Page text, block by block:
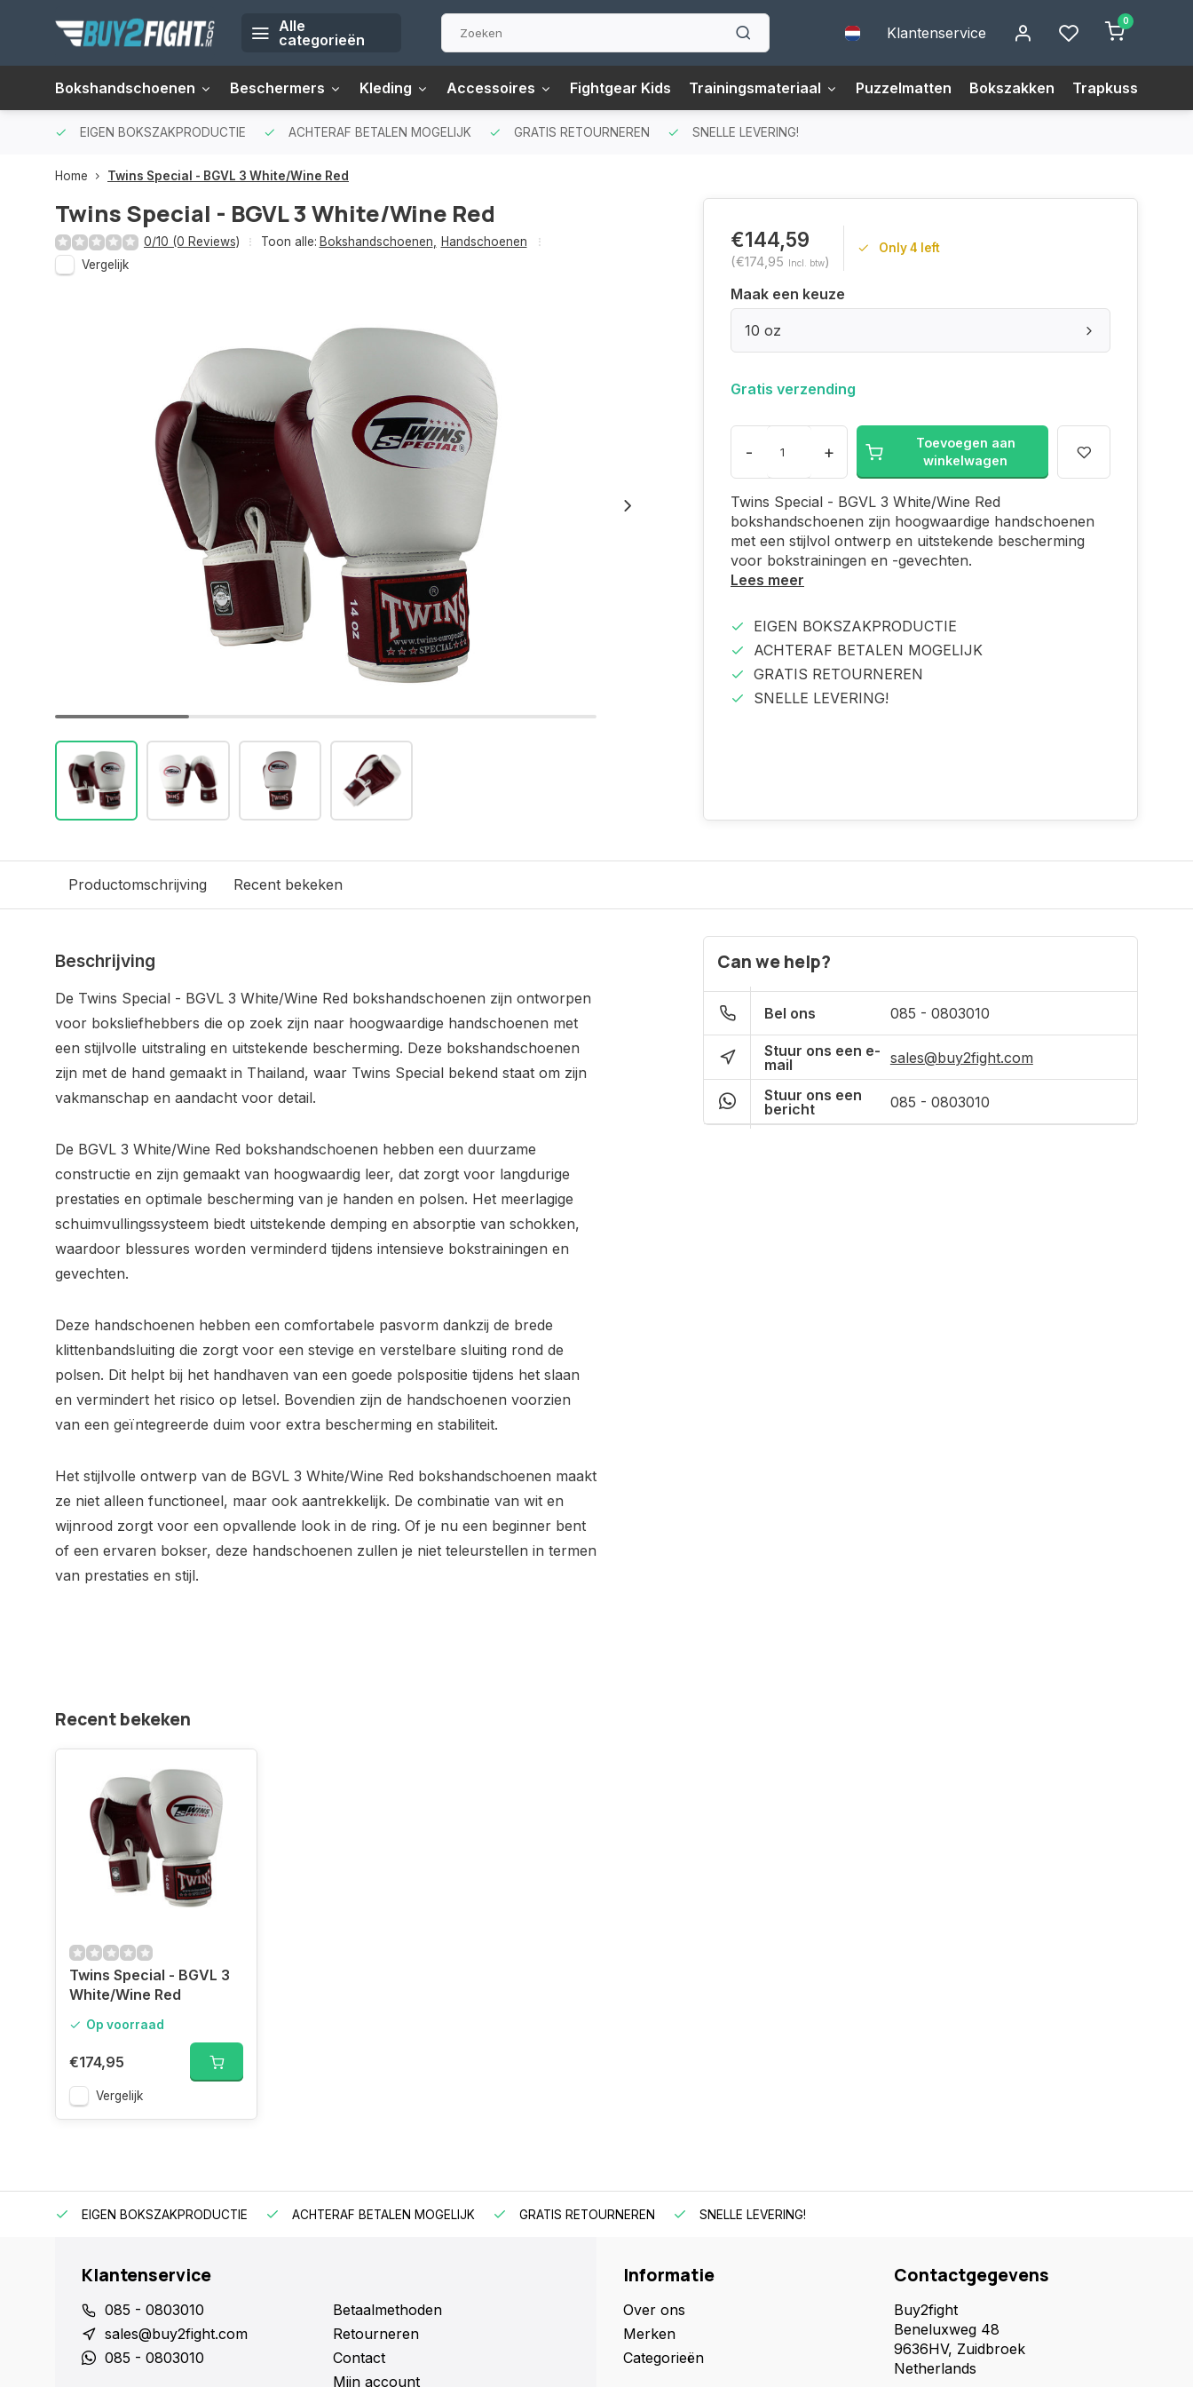
Alle
categorieën
Klantenservice
0
Bokshandschoenen Beschermers Kleding Accessoires Fightgear Kids Trainingsmateriaal Puzzelmatten Bokszakken Trapkussens
EIGEN BOKSZAKPRODUCTIE ACHTERAF BETALEN MOGELIJK GRATIS RETOURNEREN SNELLE LEVERING!
Home Twins Special - BGVL 3 White/Wine Red
Twins Special - BGVL 3 White/Wine Red
0/10 (0 Reviews) Toon alle: Bokshandschoenen
Handschoenen
Vergelijk
€144,59
(€174,95 Incl. btw)
Only 4 left
Maak een keuze
10 oz
Gratis verzending
- +
Toevoegen aan
winkelwagen
Twins Special - BGVL 3 White/Wine Red
bokshandschoenen zijn hoogwaardige handschoenen
met een stijlvol ontwerp en uitstekende bescherming
voor bokstrainingen en -gevechten.
Lees meer
EIGEN BOKSZAKPRODUCTIE
ACHTERAF BETALEN MOGELIJK
GRATIS RETOURNEREN
SNELLE LEVERING!
Productomschrijving Recent bekeken
Beschrijving
De Twins Special - BGVL 3 White/Wine Red bokshandschoenen zijn ontworpen
voor boksliefhebbers die op zoek zijn naar hoogwaardige handschoenen met
een stijlvolle uitstraling en uitstekende bescherming. Deze bokshandschoenen
zijn met de hand gemaakt in Thailand, waar Twins Special bekend staat om zijn
vakmanschap en aandacht voor detail.
De BGVL 3 White/Wine Red bokshandschoenen hebben een duurzame
constructie en zijn gemaakt van hoogwaardig leer, dat zorgt voor langdurige
prestaties en optimale bescherming van je handen en polsen. Het meerlagige
schuimvullingssysteem biedt uitstekende demping en absorptie van schokken,
waardoor blessures worden verminderd tijdens intensieve bokstrainingen en
gevechten.
Deze handschoenen hebben een comfortabele pasvorm dankzij de brede
klittenbandsluiting die zorgt voor een stevige en verstelbare sluiting rond de
polsen. Dit helpt bij het handhaven van een goede polspositie tijdens het slaan
en vermindert het risico op letsel. Bovendien zijn de handschoenen voorzien
van een geïntegreerde duim voor extra bescherming en stabiliteit.
Het stijlvolle ontwerp van de BGVL 3 White/Wine Red bokshandschoenen maakt
ze niet alleen functioneel, maar ook aantrekkelijk. De combinatie van wit en
wijnrood zorgt voor een opvallende look in de ring. Of je nu een beginner bent
of een ervaren bokser, deze handschoenen zullen je niet teleurstellen in termen
van prestaties en stijl.
Can we help?
Bel ons 085 - 0803010
Stuur ons een e-
mail
sales@buy2fight.com
Stuur ons een
bericht
085 - 0803010
Recent bekeken
Twins Special - BGVL 3
White/Wine Red
Op voorraad
€174,95
Vergelijk
EIGEN BOKSZAKPRODUCTIE ACHTERAF BETALEN MOGELIJK GRATIS RETOURNEREN SNELLE LEVERING!
Klantenservice
085 - 0803010
sales@buy2fight.com
085 - 0803010
Betaalmethoden
Retourneren
Contact
Mijn account
Informatie
Over ons
Merken
Categorieën
Contactgegevens
Buy2fight
Beneluxweg 48
9636HV, Zuidbroek
Netherlands